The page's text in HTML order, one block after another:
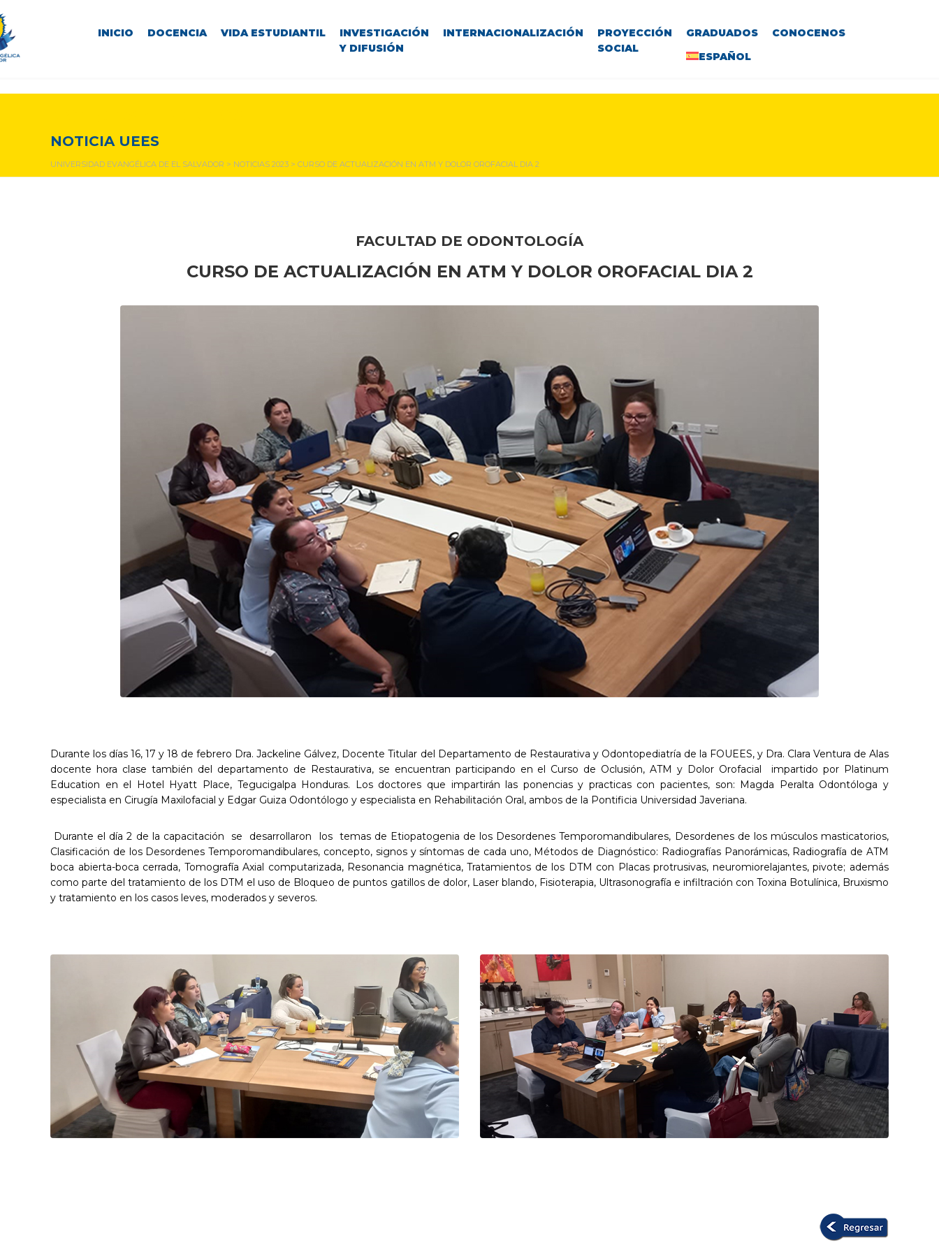
INICIO DOCENCIA VIDA ESTUDIANTIL
INVESTIGACIÓN
Y DIFUSIÓN
INTERNACIONALIZACIÓN
PROYECCIÓN
SOCIAL
GRADUADOS
CONOCENOS
ESPAÑOL
NOTICIA UEES
UNIVERSIDAD EVANGÉLICA DE EL SALVADOR > NOTICIAS 2023 > CURSO DE ACTUALIZACIÓN EN ATM Y DOLOR OROFACIAL DIA 2
FACULTAD DE ODONTOLOGÍA
CURSO DE ACTUALIZACIÓN EN ATM Y DOLOR OROFACIAL DIA 2
Durante los días 16, 17 y 18 de febrero Dra. Jackeline Gálvez, Docente Titular del Departamento de Restaurativa y Odontopediatría de la FOUEES, y Dra. Clara Ventura de Alas
docente hora clase también del departamento de Restaurativa, se encuentran participando en el Curso de Oclusión, ATM y Dolor Orofacial impartido por Platinum
Education en el Hotel Hyatt Place, Tegucigalpa Honduras. Los doctores que impartirán las ponencias y practicas con pacientes, son: Magda Peralta Odontóloga y
especialista en Cirugía Maxilofacial y Edgar Guiza Odontólogo y especialista en Rehabilitación Oral, ambos de la Pontificia Universidad Javeriana.
Durante el día 2 de la capacitación se desarrollaron los temas de Etiopatogenia de los Desordenes Temporomandibulares, Desordenes de los músculos masticatorios,
Clasificación de los Desordenes Temporomandibulares, concepto, signos y síntomas de cada uno, Métodos de Diagnóstico: Radiografías Panorámicas, Radiografía de ATM
boca abierta-boca cerrada, Tomografía Axial computarizada, Resonancia magnética, Tratamientos de los DTM con Placas protrusivas, neuromiorelajantes, pivote; además
como parte del tratamiento de los DTM el uso de Bloqueo de puntos gatillos de dolor, Laser blando, Fisioterapia, Ultrasonografía e infiltración con Toxina Botulínica, Bruxismo
y tratamiento en los casos leves, moderados y severos.